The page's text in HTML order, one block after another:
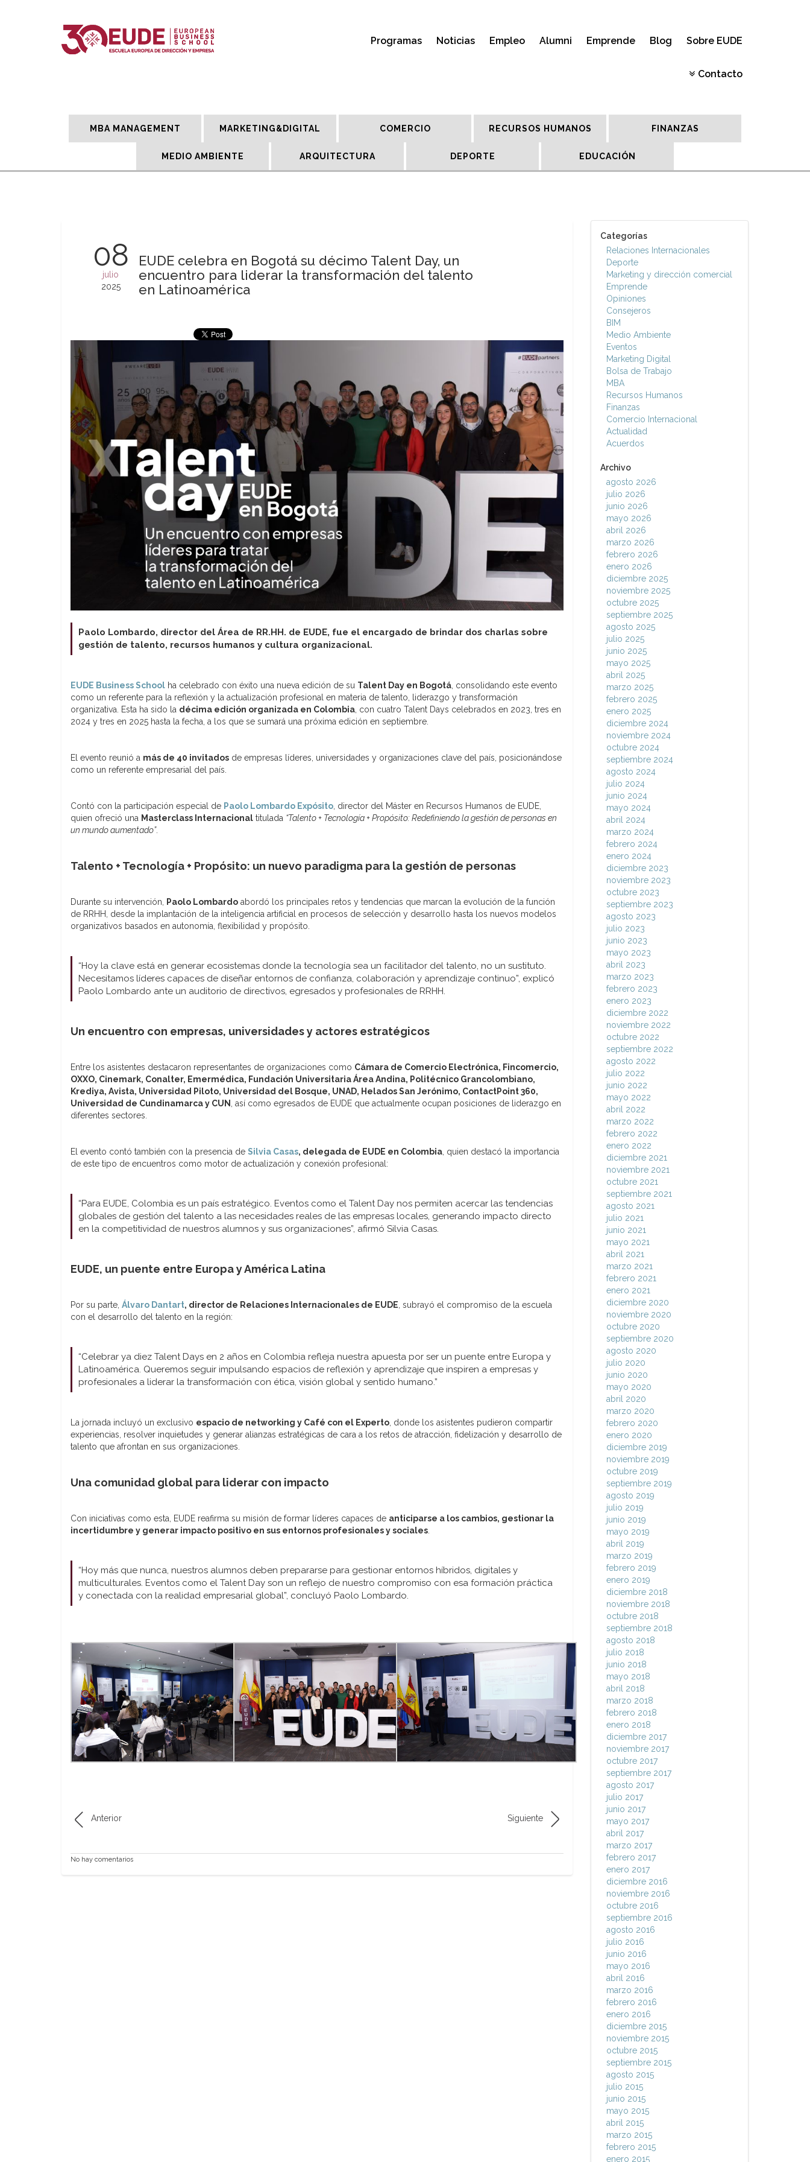
Programas Noticias Empleo Alumni Emprende Blog Sobre EUDE
Contacto
MBA MANAGEMENT MARKETING&DIGITAL COMERCIO RECURSOS HUMANOS FINANZAS
MEDIO AMBIENTE ARQUITECTURA DEPORTE EDUCACIÓN
08
julio
2025
EUDE celebra en Bogotá su décimo Talent Day, un
encuentro para liderar la transformación del talento
en Latinoamérica
Paolo Lombardo, director del Área de RR.HH. de EUDE, fue el encargado de brindar dos charlas sobre
gestión de talento, recursos humanos y cultura organizacional.
EUDE Business School ha celebrado con éxito una nueva edición de su Talent Day en Bogotá , consolidando este evento
como un referente para la reflexión y la actualización profesional en materia de talento, liderazgo y transformación
organizativa. Esta ha sido la décima edición organizada en Colombia , con cuatro Talent Days celebrados en 2023, tres en
2024 y tres en 2025 hasta la fecha, a los que se sumará una próxima edición en septiembre.
El evento reunió a más de 40 invitados de empresas líderes, universidades y organizaciones clave del país, posicionándose
como un referente empresarial del país.
Contó con la participación especial de Paolo Lombardo Expósito , director del Máster en Recursos Humanos de EUDE,
quien ofreció una Masterclass Internacional titulada “Talento + Tecnología + Propósito: Redefiniendo la gestión de personas en
un mundo aumentado”.
Talento + Tecnología + Propósito: un nuevo paradigma para la gestión de personas
Durante su intervención, Paolo Lombardo abordó los principales retos y tendencias que marcan la evolución de la función
de RRHH, desde la implantación de la inteligencia artificial en procesos de selección y desarrollo hasta los nuevos modelos
organizativos basados en autonomía, flexibilidad y propósito.
“Hoy la clave está en generar ecosistemas donde la tecnología sea un facilitador del talento, no un sustituto.
Necesitamos líderes capaces de diseñar entornos de confianza, colaboración y aprendizaje continuo”, explicó
Paolo Lombardo ante un auditorio de directivos, egresados y profesionales de RRHH.
Un encuentro con empresas, universidades y actores estratégicos
Entre los asistentes destacaron representantes de organizaciones como Cámara de Comercio Electrónica, Fincomercio,
OXXO, Cinemark, Conalter, Emermédica, Fundación Universitaria Área Andina, Politécnico Grancolombiano,
Krediya, Avista, Universidad Piloto, Universidad del Bosque, UNAD, Helados San Jerónimo, ContactPoint 360,
Universidad de Cundinamarca y CUN
, así como egresados de EUDE que actualmente ocupan posiciones de liderazgo en
diferentes sectores.
El evento contó también con la presencia de Silvia Casas, delegada de EUDE en Colombia , quien destacó la importancia
de este tipo de encuentros como motor de actualización y conexión profesional:
“Para EUDE, Colombia es un país estratégico. Eventos como el Talent Day nos permiten acercar las tendencias
globales de gestión del talento a las necesidades reales de las empresas locales, generando impacto directo
en la competitividad de nuestros alumnos y sus organizaciones”, afirmó Silvia Casas.
EUDE, un puente entre Europa y América Latina
Por su parte, Álvaro Dantart, director de Relaciones Internacionales de EUDE , subrayó el compromiso de la escuela
con el desarrollo del talento en la región:
“Celebrar ya diez Talent Days en 2 años en Colombia refleja nuestra apuesta por ser un puente entre Europa y
Latinoamérica. Queremos seguir impulsando espacios de reflexión y aprendizaje que inspiren a empresas y
profesionales a liderar la transformación con ética, visión global y sentido humano.”
La jornada incluyó un exclusivo espacio de networking y Café con el Experto , donde los asistentes pudieron compartir
experiencias, resolver inquietudes y generar alianzas estratégicas de cara a los retos de atracción, fidelización y desarrollo de
talento que afrontan en sus organizaciones.
Una comunidad global para liderar con impacto
Con iniciativas como esta, EUDE reafirma su misión de formar líderes capaces de anticiparse a los cambios, gestionar la
incertidumbre y generar impacto positivo en sus entornos profesionales y sociales
“Hoy más que nunca, nuestros alumnos deben prepararse para gestionar entornos híbridos, digitales y
multiculturales. Eventos como el Talent Day son un reflejo de nuestro compromiso con esa formación práctica
y conectada con la realidad empresarial global”, concluyó Paolo Lombardo.
Anterior Siguiente
No hay comentarios
Categorías
Relaciones Internacionales
Deporte
Marketing y dirección comercial
Emprende
Opiniones
Consejeros
BIM
Medio Ambiente
Eventos
Marketing Digital
Bolsa de Trabajo
MBA
Recursos Humanos
Finanzas
Comercio Internacional
Actualidad
Acuerdos
Archivo
agosto 2026
julio 2026
junio 2026
mayo 2026
abril 2026
marzo 2026
febrero 2026
enero 2026
diciembre 2025
noviembre 2025
octubre 2025
septiembre 2025
agosto 2025
julio 2025
junio 2025
mayo 2025
abril 2025
marzo 2025
febrero 2025
enero 2025
diciembre 2024
noviembre 2024
octubre 2024
septiembre 2024
agosto 2024
julio 2024
junio 2024
mayo 2024
abril 2024
marzo 2024
febrero 2024
enero 2024
diciembre 2023
noviembre 2023
octubre 2023
septiembre 2023
agosto 2023
julio 2023
junio 2023
mayo 2023
abril 2023
marzo 2023
febrero 2023
enero 2023
diciembre 2022
noviembre 2022
octubre 2022
septiembre 2022
agosto 2022
julio 2022
junio 2022
mayo 2022
abril 2022
marzo 2022
febrero 2022
enero 2022
diciembre 2021
noviembre 2021
octubre 2021
septiembre 2021
agosto 2021
julio 2021
junio 2021
mayo 2021
abril 2021
marzo 2021
febrero 2021
enero 2021
diciembre 2020
noviembre 2020
octubre 2020
septiembre 2020
agosto 2020
julio 2020
junio 2020
mayo 2020
abril 2020
marzo 2020
febrero 2020
enero 2020
diciembre 2019
noviembre 2019
octubre 2019
septiembre 2019
agosto 2019
julio 2019
junio 2019
mayo 2019
abril 2019
marzo 2019
febrero 2019
enero 2019
diciembre 2018
noviembre 2018
octubre 2018
septiembre 2018
agosto 2018
julio 2018
junio 2018
mayo 2018
abril 2018
marzo 2018
febrero 2018
enero 2018
diciembre 2017
noviembre 2017
octubre 2017
septiembre 2017
agosto 2017
julio 2017
junio 2017
mayo 2017
abril 2017
marzo 2017
febrero 2017
enero 2017
diciembre 2016
noviembre 2016
octubre 2016
septiembre 2016
agosto 2016
julio 2016
junio 2016
mayo 2016
abril 2016
marzo 2016
febrero 2016
enero 2016
diciembre 2015
noviembre 2015
octubre 2015
septiembre 2015
agosto 2015
julio 2015
junio 2015
mayo 2015
abril 2015
marzo 2015
febrero 2015
enero 2015